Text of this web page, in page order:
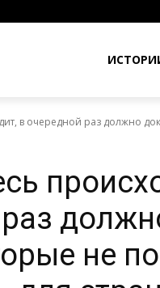
в очередной раз должно
не